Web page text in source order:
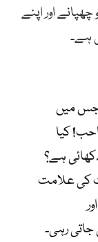
اور اپنے
ہے۔
جس میں
کیا
ہے؟
کی علامت
جاتی رہی۔